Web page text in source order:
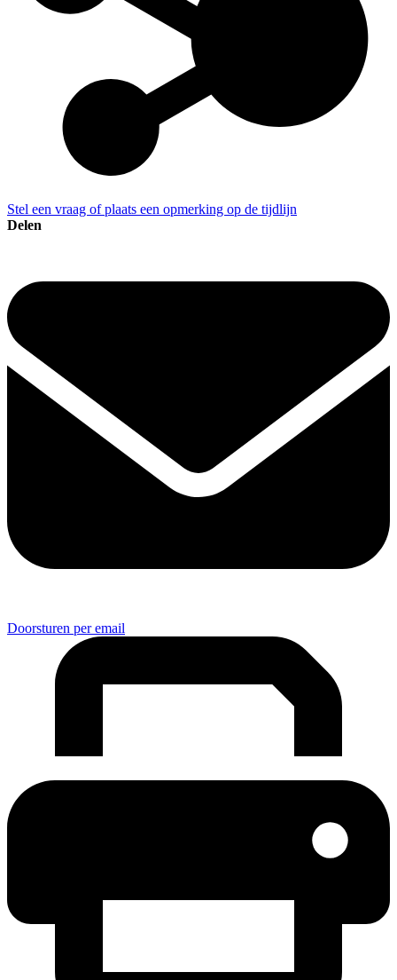
Stel een vraag of plaats een opmerking op de tijdlijn
Delen
Doorsturen per email